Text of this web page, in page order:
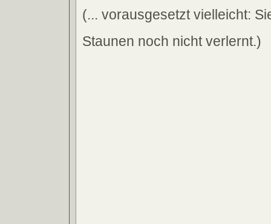
(... vorausgesetzt vielleicht:
Staunen noch nicht verlernt.)